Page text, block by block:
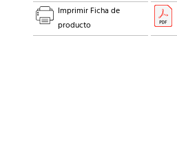
Imprimir Ficha de
producto